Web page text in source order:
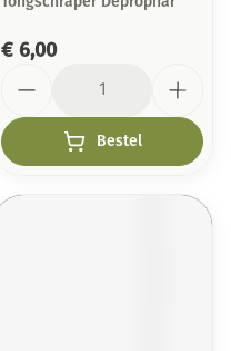
€ 6,00
Bestel